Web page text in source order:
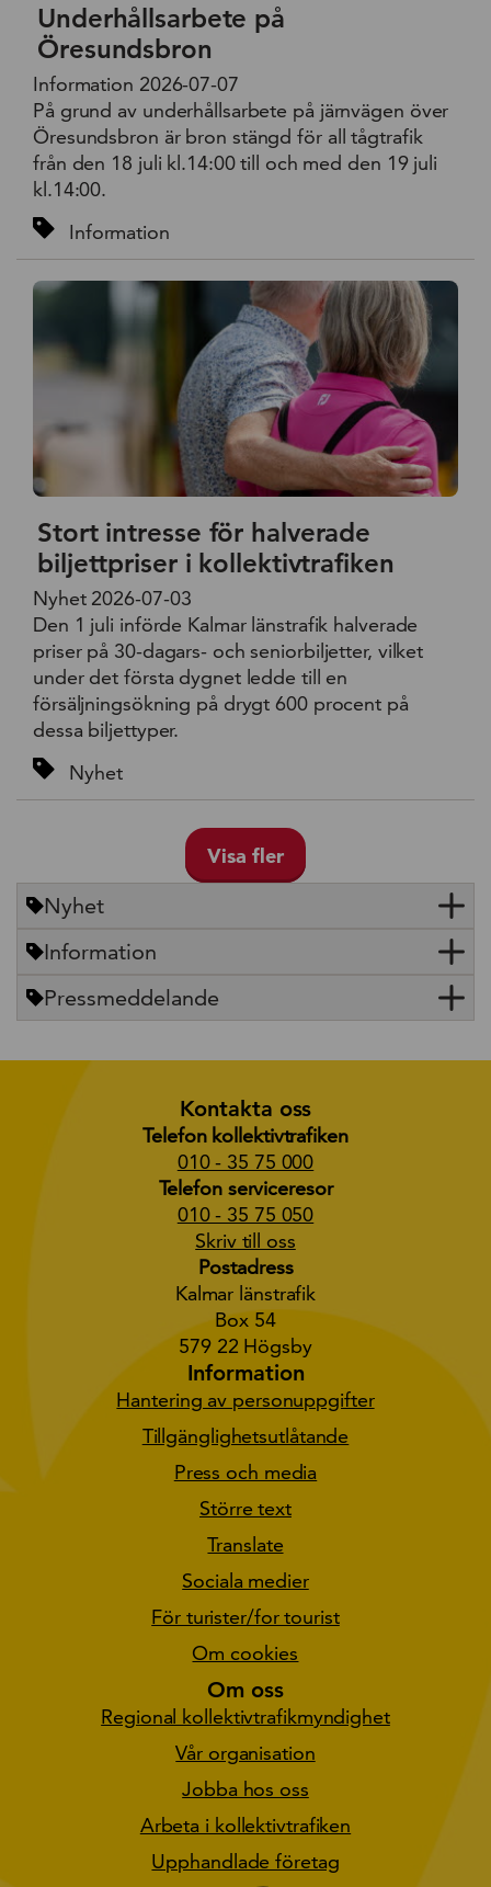
Underhållsarbete på
Öresundsbron
Information 2026-07-07
På grund av underhållsarbete på järnvägen över
Öresundsbron är bron stängd för all tågtrafik
från den 18 juli kl.14:00 till och med den 19 juli
kl.14:00.
Information
Stort intresse för halverade
biljettpriser i kollektivtrafiken
Nyhet 2026-07-03
Den 1 juli införde Kalmar länstrafik halverade
priser på 30-dagars- och seniorbiljetter, vilket
under det första dygnet ledde till en
försäljningsökning på drygt 600 procent på
dessa biljettyper.
Nyhet
Visa fler
Nyhet
Information
Pressmeddelande
Kontakta oss
Telefon kollektivtrafiken
010 - 35 75 000
Telefon serviceresor
010 - 35 75 050
Skriv till oss
Postadress
Kalmar länstrafik
Box 54
579 22 Högsby
Information
Hantering av personuppgifter
Tillgänglighetsutlåtande
Press och media
Större text
Translate
Sociala medier
För turister/for tourist
Om cookies
Om oss
Regional kollektivtrafikmyndighet
Vår organisation
Jobba hos oss
Arbeta i kollektivtrafiken
Upphandlade företag